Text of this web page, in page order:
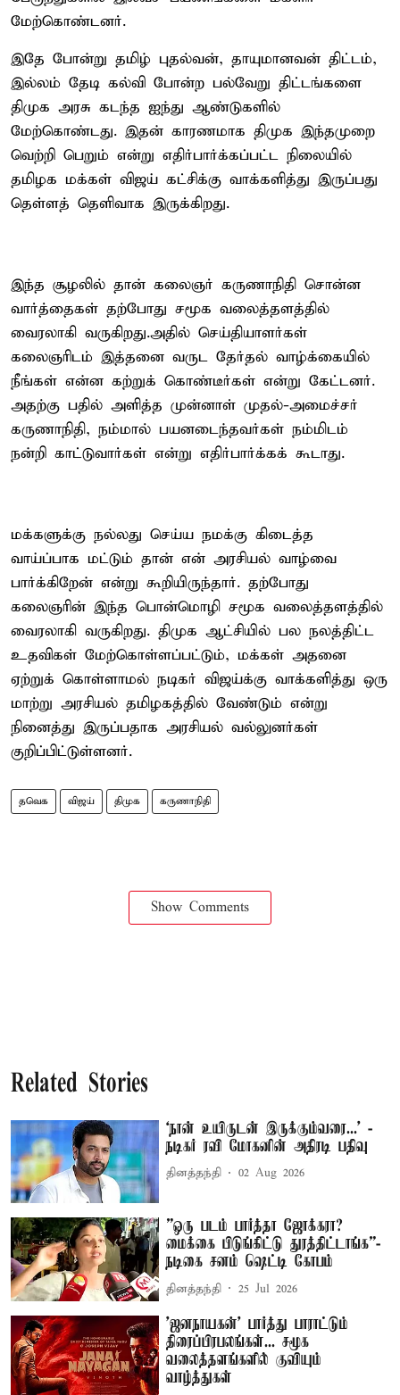
மேற்கொண்டனர்.
இதே போன்று தமிழ் புதல்வன், தாயுமானவன் திட்டம்,
இல்லம் தேடி கல்வி போன்ற பல்வேறு திட்டங்களை
திமுக அரசு கடந்த ஐந்து ஆண்டுகளில்
மேற்கொண்டது. இதன் காரணமாக திமுக இந்தமுறை
வெற்றி பெறும் என்று எதிர்பார்க்கப்பட்ட நிலையில்
தமிழக மக்கள் விஜய் கட்சிக்கு வாக்களித்து இருப்பது
தெள்ளத் தெளிவாக இருக்கிறது.
இந்த சூழலில் தான் கலைஞர் கருணாநிதி சொன்ன
வார்த்தைகள் தற்போது சமூக வலைத்தளத்தில்
வைரலாகி வருகிறது.அதில் செய்தியாளர்கள்
கலைஞரிடம் இத்தனை வருட தேர்தல் வாழ்க்கையில்
நீங்கள் என்ன கற்றுக் கொண்டீர்கள் என்று கேட்டனர்.
அதற்கு பதில் அளித்த முன்னாள் முதல்-அமைச்சர்
கருணாநிதி, நம்மால் பயனடைந்தவர்கள் நம்மிடம்
நன்றி காட்டுவார்கள் என்று எதிர்பார்க்கக் கூடாது.
மக்களுக்கு நல்லது செய்ய நமக்கு கிடைத்த
வாய்ப்பாக மட்டும் தான் என் அரசியல் வாழ்வை
பார்க்கிறேன் என்று கூறியிருந்தார். தற்போது
கலைஞரின் இந்த பொன்மொழி சமூக வலைத்தளத்தில்
வைரலாகி வருகிறது. திமுக ஆட்சியில் பல நலத்திட்ட
உதவிகள் மேற்கொள்ளப்பட்டும், மக்கள் அதனை
ஏற்றுக் கொள்ளாமல் நடிகர் விஜய்க்கு வாக்களித்து ஒரு
மாற்று அரசியல் தமிழகத்தில் வேண்டும் என்று
நினைத்து இருப்பதாக அரசியல் வல்லுனர்கள்
குறிப்பிட்டுள்ளனர்.
தவெக விஜய் திமுக கருணாநிதி
Show Comments
Related Stories
‘நான் உயிருடன் இருக்கும்வரை...’ -
நடிகர் ரவி மோகனின் அதிரடி பதிவு
தினத்தந்தி 02 Aug 2026
”ஒரு படம் பார்த்தா ஜோக்கரா?
மைக்கை பிடுங்கிட்டு துரத்திட்டாங்க”-
நடிகை சனம் ஷெட்டி கோபம்
தினத்தந்தி 25 Jul 2026
'ஜனநாயகன்' பார்த்து பாராட்டும்
திரைப்பிரபலங்கள்... சமூக
வலைத்தளங்களில் குவியும்
வாழ்த்துகள்